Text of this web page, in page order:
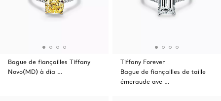
Bague de fiançailles Tiffany
Novo(MD) à dia …
Tiffany Forever
Bague de fiançailles de taille
émeraude ave …